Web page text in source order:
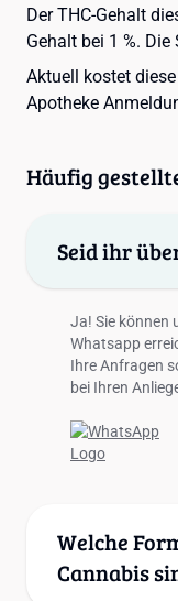
Der THC-Gehalt
Gehalt bei 1 %.
Aktuell kostet
Apotheke
Häufig
Seid ihr
Ja! Sie können
Whatsapp
Ihre Anfragen
bei Ihren
Welche
Cannabis